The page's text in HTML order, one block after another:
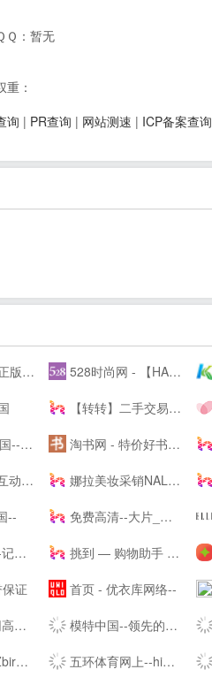
Ｑ：暂无
重：
询 | PR查询 | 网站测速 | ICP备案查询
Station | 528时尚网 - 【HAO528时尚网】
【转转】二手交易网,二手手机交易网,58闲置交易APP,转转客服
版 | LV-- 淘书网 - 特价好书天天抢
策入口 娜拉美妆采销NALA - 为全球美妆商家提供采销服务的平台
-- 免费高清--大片_每日更新不停播_一起看剧吧
打扮指南 挑到 — 购物助手 超值商品每日海量快报
证 首页 - 优衣库网络--
费-- 模特中国--领先的模特资讯及模特培训----
品牌 五环体育网上--hiwuhuan.com-运动鞋服1-8折起，户外品牌低至1折，专柜正品，耐克，阿迪达斯，匡威，户外鞋，篮球鞋，足球鞋，慢跑鞋，实体店供货